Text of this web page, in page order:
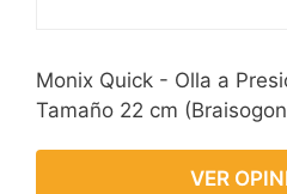
Monix Quick - Olla a
Tamaño 22 cm
VER